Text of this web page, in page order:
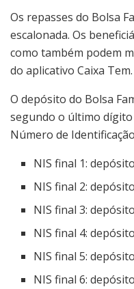
Os repasses do Bolsa
escalonada. Os
como também podem
do aplicativo Caixa Tem.
O depósito do Bolsa
segundo o último dígito
Número de Identificação
NIS final 1:
NIS final 2:
NIS final 3:
NIS final 4:
NIS final 5:
NIS final 6: